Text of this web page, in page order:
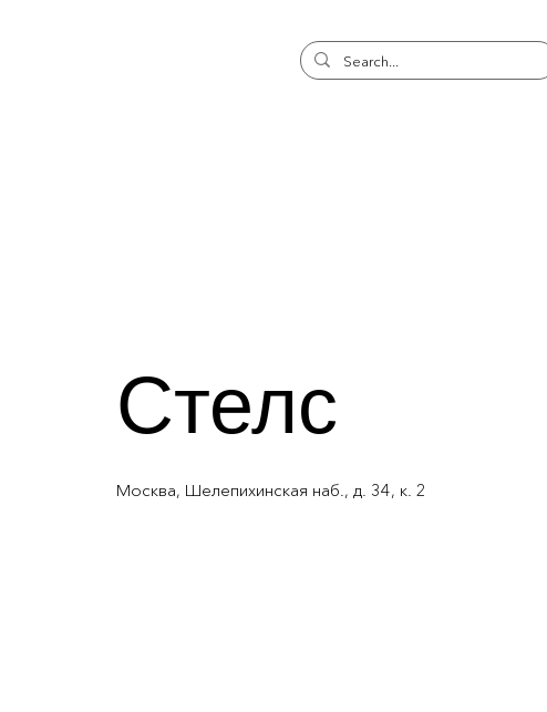
Стелс
Москва, Шелепихинская наб., д. 34, к. 2